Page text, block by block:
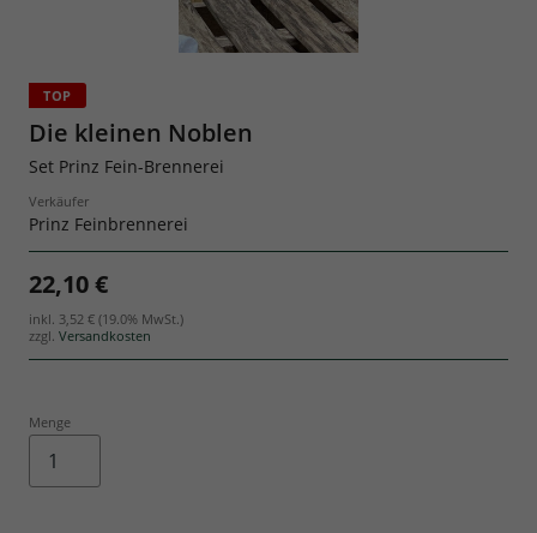
TOP
Die kleinen Noblen
Set Prinz Fein-Brennerei
Verkäufer
Prinz Feinbrennerei
22,10 €
inkl. 3,52 € (19.0% MwSt.)
zzgl. Versandkosten
Menge